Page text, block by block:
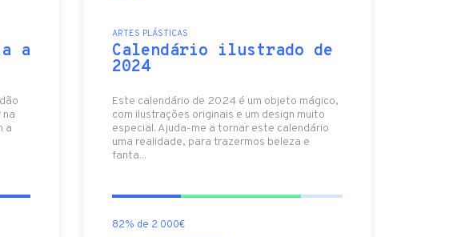
a
a
ARTES PLÁSTICAS
Calendário ilustrado de
2024
Este calendário de 2024 é um objeto mágico,
com ilustrações originais e um design muito
especial. Ajuda-me a tornar este calendário
uma realidade, para trazermos beleza e
fanta...
82% de 2 000€